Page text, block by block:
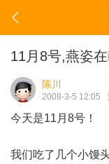
11月8号,燕姿
陈川
2008-3-5 12:05
今天是11月8号！
我们吃了几个小馒